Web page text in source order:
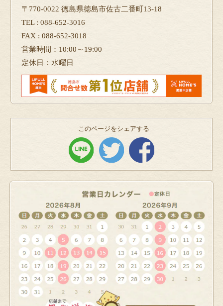
〒770-0022 徳島県徳島市佐古二番町13-18
TEL : 088-652-3016
FAX : 088-652-3018
営業時間：10:00～19:00
定休日：水曜日
このページをシェアする